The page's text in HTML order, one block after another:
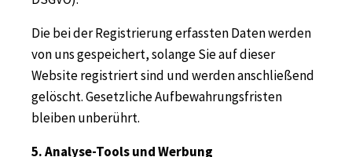
Die bei der Registrierung erfassten Daten werden
von uns gespeichert, solange Sie auf dieser
Website registriert sind und werden anschließend
gelöscht. Gesetzliche Aufbewahrungsfristen
bleiben unberührt.
5. Analyse-Tools und Werbung